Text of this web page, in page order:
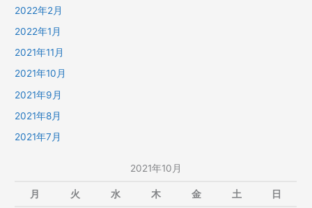
2022年2月
2022年1月
2021年11月
2021年10月
2021年9月
2021年8月
2021年7月
2021年10月
月 火 水 木 金 土 日